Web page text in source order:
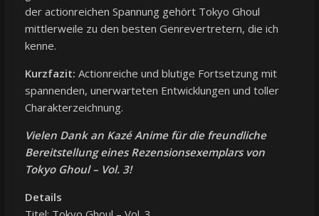
der actionreichen Spannung gehört Tokyo Ghoul
mittlerweile zu den besten Genrevertretern, die ich
kenne.
Kurzfazit: Actionreiche und blutige Fortsetzung mit
spannenden, unerwarteten Entwicklungen und toller
Charakterzeichnung.
Vielen Dank an Kazé Anime für die freundliche
Bereitstellung eines Rezensionsexemplars von
Tokyo Ghoul – Vol. 3!
Details